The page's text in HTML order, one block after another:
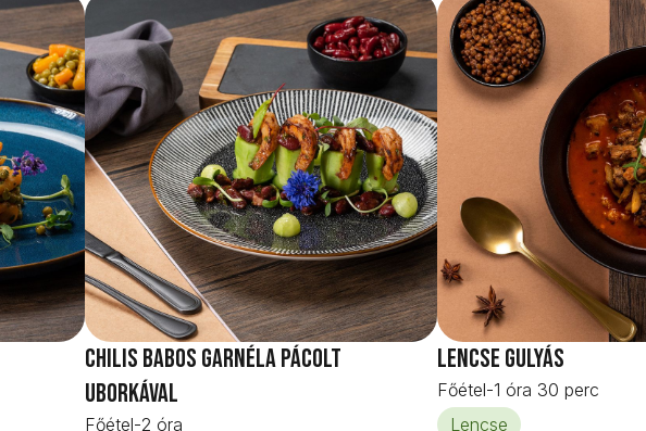
Chilis babos garnéla pácolt
uborkával
Főétel-2 óra
Lencse gulyás
Főétel-1 óra 30 perc
Lencse